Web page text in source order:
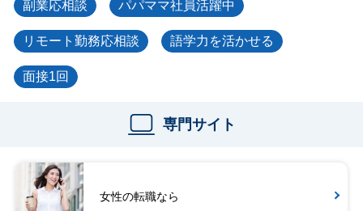
副業応相談 パパママ社員活躍中
リモート勤務応相談 語学力を活かせる
面接1回
専門サイト
女性の転職なら